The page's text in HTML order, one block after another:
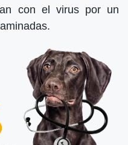
con el virus por un